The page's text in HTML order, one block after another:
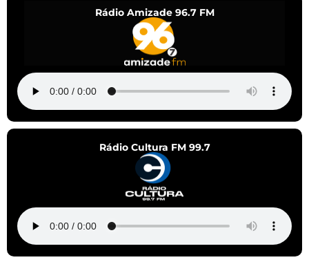
Rádio Amizade 96.7 FM
Rádio Cultura FM 99.7